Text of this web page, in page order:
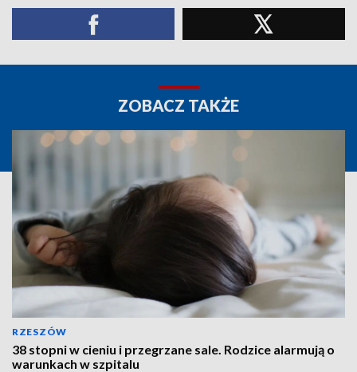
ZOBACZ TAKŻE
RZESZÓW
38 stopni w cieniu i przegrzane sale. Rodzice alarmują o
warunkach w szpitalu